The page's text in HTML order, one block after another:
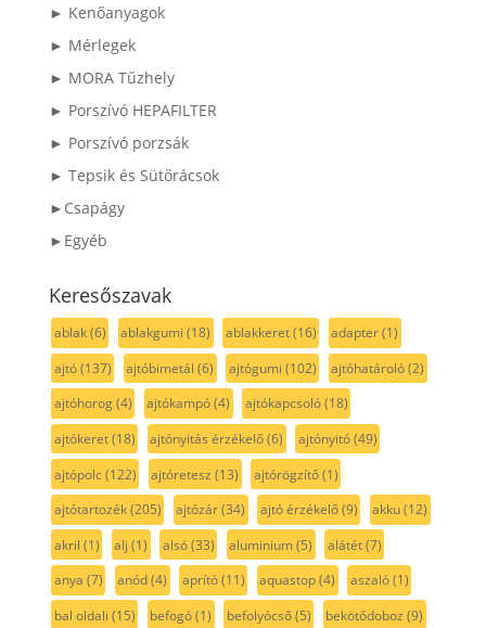
► Kenőanyagok
► Mérlegek
► MORA Tűzhely
► Porszívó HEPAFILTER
► Porszívó porzsák
► Tepsik és Sütőrácsok
►Csapágy
►Egyéb
Keresőszavak
ablak(6) ablakgumi (18) ablakkeret(16) adapter(1)
ajtó(137) ajtóbimetál (6) ajtógumi (102) ajtóhatároló(2)
ajtóhorog(4) ajtókampó(4) ajtókapcsoló(18)
ajtókeret(18) ajtónyitás érzékelő(6) ajtónyitó(49)
ajtópolc(122) ajtóretesz (13) ajtórögzítő(1)
ajtótartozék(205) ajtózár(34) ajtó érzékelő(9) akku(12)
akril (1) alj (1) alsó(33) aluminium(5) alátét(7)
anya (7) anód(4) aprító(11) aquastop(4) aszaló(1)
bal oldali (15) befogó(1) befolyócső(5) bekötődoboz (9)